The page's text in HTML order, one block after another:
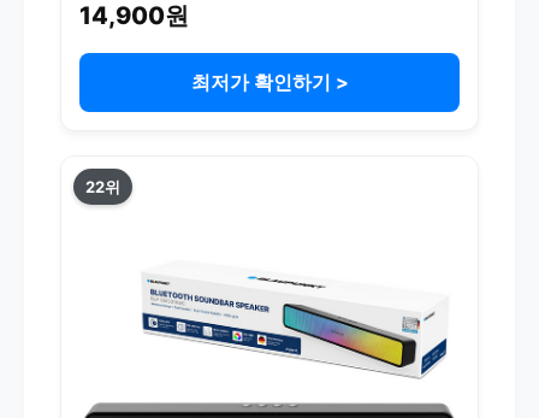
14,900원
최저가 확인하기 >
22위